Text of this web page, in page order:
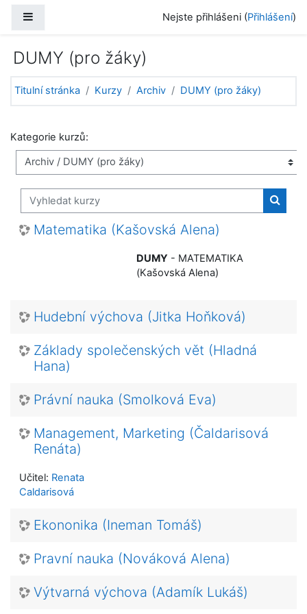
Nejste přihlášeni (Přihlášení)
DUMY (pro žáky)
Titulní stránka Kurzy Archiv DUMY (pro žáky)
Kategorie kurzů:
Vyhledat kurzy
Matematika (Kašovská Alena)
DUMY - MATEMATIKA
(Kašovská Alena)
Hudební výchova (Jitka Hoňková)
Základy společenských vět (Hladná
Hana)
Právní nauka (Smolková Eva)
Management, Marketing (Čaldarisová
Renáta)
Učitel: Renata
Caldarisová
Ekononika (Ineman Tomáš)
Pravní nauka (Nováková Alena)
Výtvarná výchova (Adamík Lukáš)